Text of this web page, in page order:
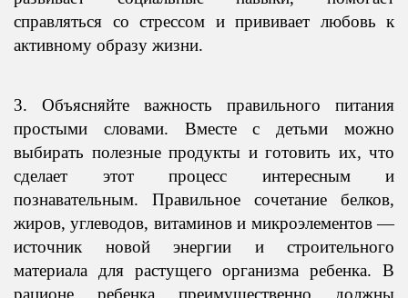
справляться со стрессом и прививает любовь к
активному образу жизни.
3. Объясняйте важность правильного питания
простыми словами. Вместе с детьми можно
выбирать полезные продукты и готовить их, что
сделает этот процесс интересным и
познавательным. Правильное сочетание белков,
жиров, углеводов, витаминов и микроэлементов —
источник новой энергии и строительного
материала для растущего организма ребенка. В
рационе ребенка преимущественно должны